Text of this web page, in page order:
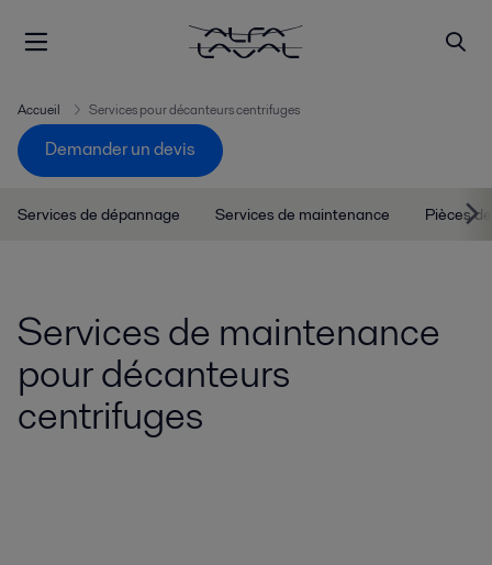
Accueil Services pour décanteurs centrifuges
Demander un devis
Services de dépannage Services de maintenance Pièces
Services de maintenance
pour décanteurs
centrifuges